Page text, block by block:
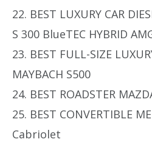
22. BEST LUXURY CAR
S 300 BlueTEC HYBRID
23. BEST FULL-SIZE
MAYBACH S500
24. BEST ROADSTER
25. BEST CONVERTIBLE
Cabriolet